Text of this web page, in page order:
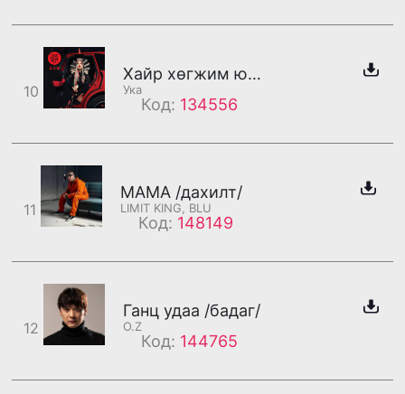
10
Хайр хөгжим юм уу
Ука
Код: 134556
11
MAMA /дахилт/
LIMIT KING, BLU
Код: 148149
12
Ганц удаа /бадаг/
O.Z
Код: 144765